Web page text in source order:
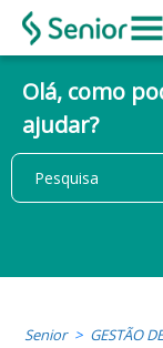
Olá, como
ajudar?
Senior GESTÃO